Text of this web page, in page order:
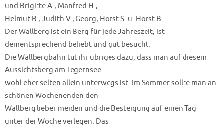
und Brigitte A., Manfred H.,
Helmut B., Judith V., Georg, Horst S. u. Horst B.
Der Wallberg ist ein Berg für jede Jahreszeit, ist
dementsprechend beliebt und gut besucht.
Die Wallbergbahn tut ihr übriges dazu, dass man auf diesem
Aussichtsberg am Tegernsee
wohl eher selten allein unterwegs ist. Im Sommer sollte man an
schönen Wochenenden den
Wallberg lieber meiden und die Besteigung auf einen Tag
unter der Woche verlegen. Das